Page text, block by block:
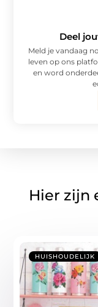
Deel
Meld je vandaag
leven op ons
en word
Hier zijn
HUISHOUDELIJK